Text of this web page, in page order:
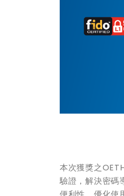
本次獲獎之
驗證，解決密碼